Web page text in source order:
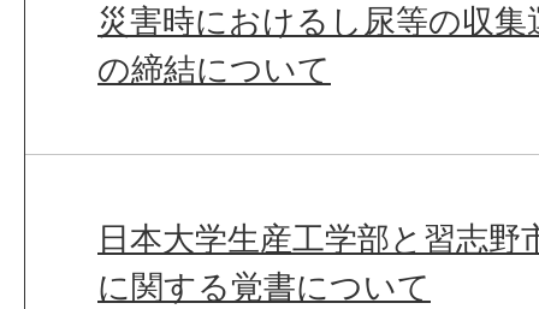
災害時におけるし尿等の収
の締結について
日本大学生産工学部と習志野
に関する覚書について